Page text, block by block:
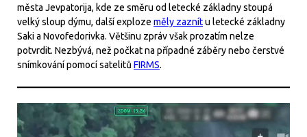
města Jevpatorija, kde ze směru od letecké základny stoupá
velký sloup dýmu, další exploze měly zaznítu letecké základny
Saki a Novofedorivka. Většinu zpráv však prozatím nelze
potvrdit. Nezbývá, než počkat na případné záběry nebo čerstvé
snímkování pomocí satelitů FIRMS.